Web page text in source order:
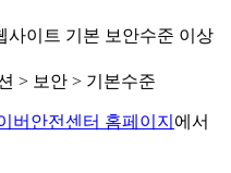
사이트 기본 보안수준 이상
> 보안 > 기본수준
버안전센터 홈페이지 에서